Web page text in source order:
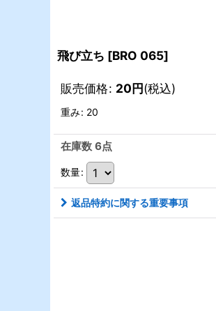
飛び立ち [BRO 065]
販売価格: 20円(税込)
重み: 20
在庫数 6点
数量:
返品特約に関する重要事項